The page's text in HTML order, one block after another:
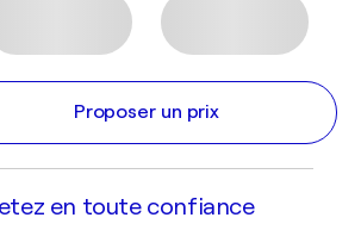
Proposer un prix
en toute confiance